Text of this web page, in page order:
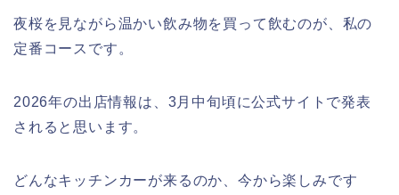
大河原桜まつり(千本桜)2026の屋台の
(出店)の時間はいつから?混雑状況も!
屋台やライトアップはいつまで?
夜桜を見ながら温かい飲み物を買って飲むのが、私の
定番コースです。
2026年の出店情報は、3月中旬頃に公式サイトで発表
されると思います。
どんなキッチンカーが来るのか、今から楽しみです